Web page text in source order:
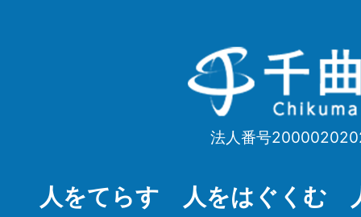
千
曲
Chikuma
法人番号
人をてらす 人をはぐくむ